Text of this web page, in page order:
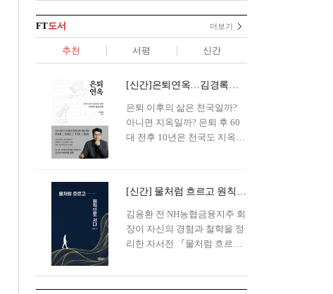
FT도서 더보기
추천 서평 신간
[신간]은퇴연옥…김경록의 은퇴 후 삶의 나침반
은퇴 이후의 삶은 천국일까?
아니면 지옥일까? 은퇴 후 60
대 전후 10년은 천국도 지옥도
은퇴 설계를 가이드해 온 김경
록 옵투스자산운용의 고문이
신간 『은퇴연옥』을 내놓았
다.단테는 지옥을 '모든 희망을
[신간] 물처럼 흐르고 원칙으로 서다…김용환의 통찰을 담다
김용환 전 NH농협금융지주 회
장이 자신의 경험과 철학을 정
리한 자서전 『물처럼 흐르고
통 관료 출신으로 한국 금융의
주요 변곡점마다 중요한 역할